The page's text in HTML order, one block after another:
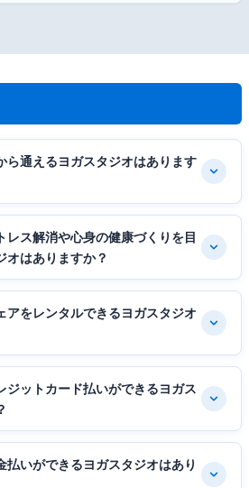
ら通えるヨガスタジオはあります
レス解消や心身の健康づくりを目
オはありますか？
アをレンタルできるヨガスタジオ
ジットカード払いができるヨガス
払いができるヨガスタジオはあり